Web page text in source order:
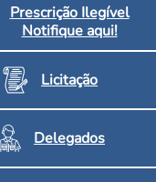
Prescrição Ilegível
Notifique aqui!
Licitação
Delegados